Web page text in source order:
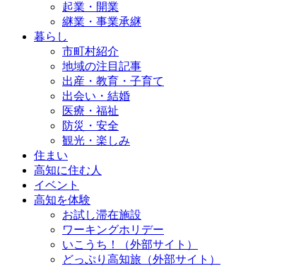
起業・開業
継業・事業承継
暮らし
市町村紹介
地域の注目記事
出産・教育・子育て
出会い・結婚
医療・福祉
防災・安全
観光・楽しみ
住まい
高知に住む人
イベント
高知を体験
お試し滞在施設
ワーキングホリデー
いこうち！（外部サイト）
どっぷり高知旅（外部サイト）